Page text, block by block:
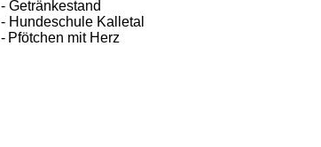
- Getränkestand
- Hundeschule Kalletal
- Pfötchen mit Herz